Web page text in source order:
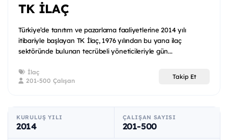
TK İLAÇ
Türkiye’de tanıtım ve pazarlama faaliyetlerine 2014 yılı
itibariyle başlayan TK İlaç, 1976 yılından bu yana ilaç
sektöründe bulunan tecrübeli yöneticileriyle gün...
İlaç
201-500 Çalışan
Takip Et
KURULUŞ YILI
2014
ÇALIŞAN SAYISI
201-500